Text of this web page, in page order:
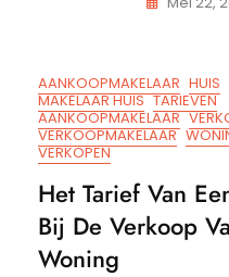
AANKOOPMAKELAAR HUIS
MAKELAAR HUIS TARIEVEN
AANKOOPMAKELAAR
VERKOOPMAKELAAR
VERKOPEN
Het Tarief Van
Bij De Verkoop
Woning